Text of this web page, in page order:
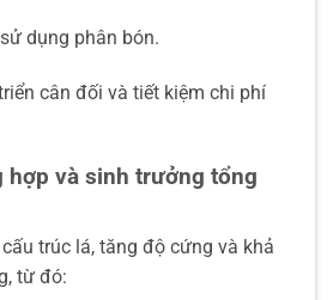
dụng phân bón.
cân đối và tiết kiệm chi phí
hợp và sinh trưởng tổng
trúc lá, tăng độ cứng và khả
từ đó: